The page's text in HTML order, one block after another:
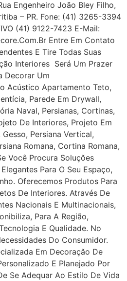
Engenheiro João Bley Filho,
– PR. Fone: (41) 3265-3394
(41) 9122-7423 E-Mail:
Entre Em Contato
E Tire Todas Suas
Interiores Será Um Prazer
Decorar Um
Acústico Apartamento Teto,
Parede Em Drywall,
Naval, Persianas, Cortinas,
De Interiores, Projeto Em
Persiana Vertical,
Romana, Cortina Romana,
Você Procura Soluções
Para O Seu Espaço,
Oferecemos Produtos Para
De Interiores. Através De
Nacionais E Multinacionais,
Para A Região,
E Qualidade. No
Do Consumidor.
Em Decoração De
E Planejado Por
Se Adequar Ao Estilo De Vida